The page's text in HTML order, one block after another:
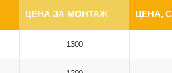
ЦЕНА ЗА МОНТАЖ ЦЕНА,
1300